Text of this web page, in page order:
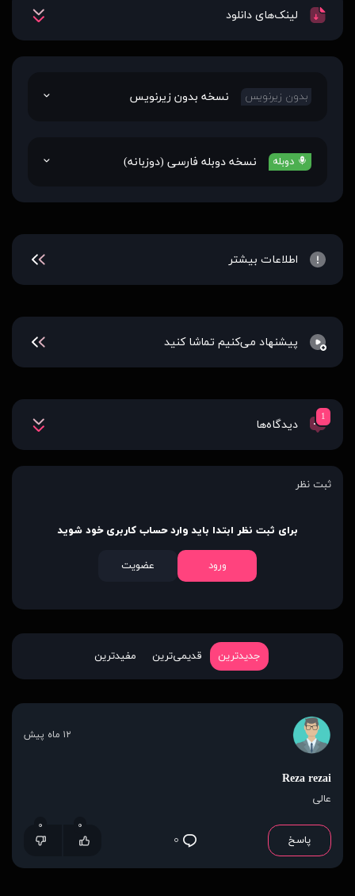
لینک‌های دانلود
بدون زیرنویس نسخه بدون زیرنویس
دوبله نسخه دوبله فارسی (دوزبانه)
اطلاعات بیشتر
پیشنهاد می‌کنیم تماشا کنید
1
دیدگاه‌ها
ثبت نظر
برای ثبت نظر ابتدا باید وارد حساب کاربری خود شوید
ورود عضویت
جدیدترین قدیمی‌ترین مفیدترین
Reza rezai
عالی
پاسخ ۰
۰ ۰
۱۲ ماه پیش